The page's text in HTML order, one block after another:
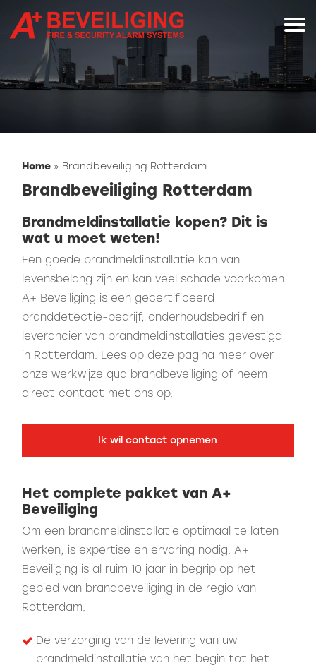
Home » Brandbeveiliging Rotterdam
Brandbeveiliging Rotterdam
Brandmeldinstallatie kopen? Dit is
wat u moet weten!
Een goede brandmeldinstallatie kan van
levensbelang zijn en kan veel schade voorkomen.
A+ Beveiliging is een gecertificeerd
branddetectie-bedrijf, onderhoudsbedrijf en
leverancier van brandmeldinstallaties gevestigd
in Rotterdam. Lees op deze pagina meer over
onze werkwijze qua brandbeveiliging of neem
direct contact met ons op.
Ik wil contact opnemen
Het complete pakket van A+
Beveiliging
Om een brandmeldinstallatie optimaal te laten
werken, is expertise en ervaring nodig. A+
Beveiliging is al ruim 10 jaar in begrip op het
gebied van brandbeveiliging in de regio van
Rotterdam.
De verzorging van de levering van uw
brandmeldinstallatie van het begin tot het